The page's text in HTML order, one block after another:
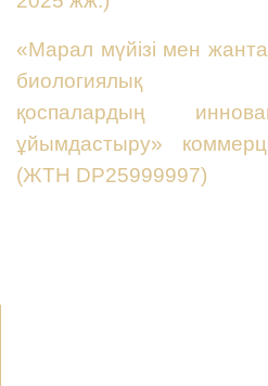
«Марал мүйізі мен
қоспалардың
ұйымдастыру»
(ЖТН DP25999997)